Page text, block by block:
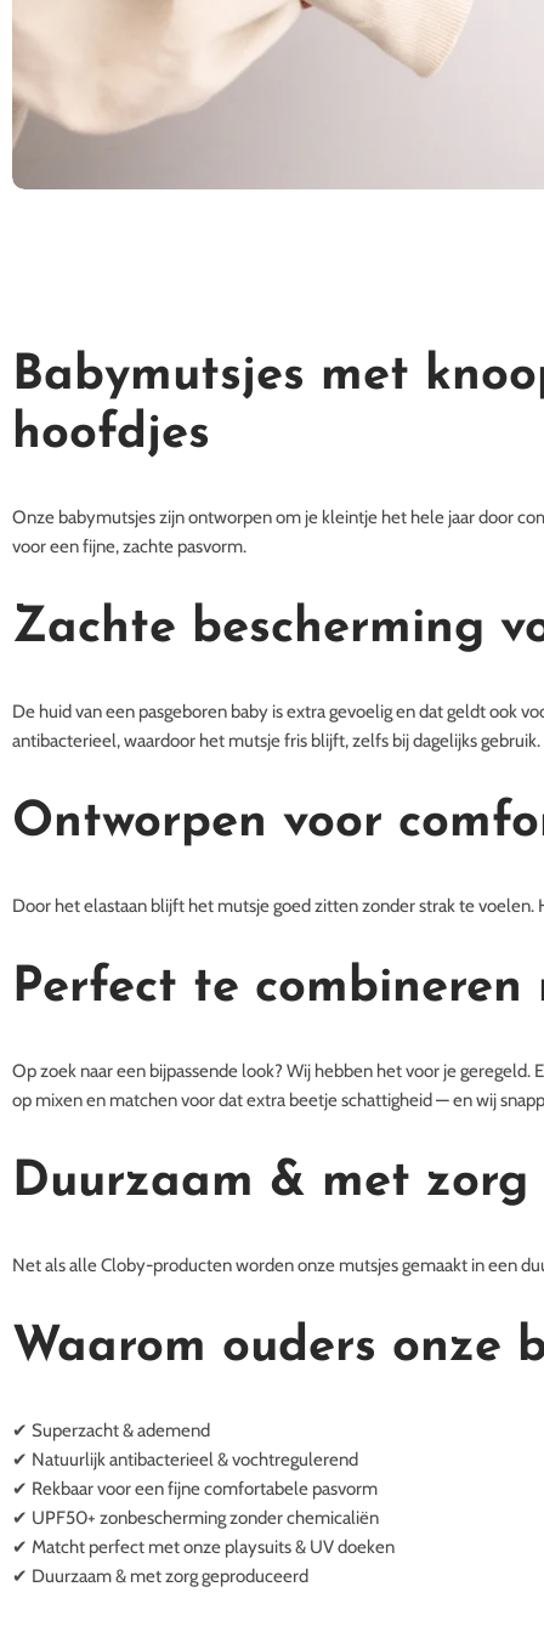
Babymutsjes met
hoofdjes
Onze babymutsjes zijn ontworpen om je kleintje het hele jaar door
voor een fijne, zachte pasvorm.
Zachte bescherming
De huid van een pasgeboren baby is extra gevoelig en dat geldt ook
antibacterieel, waardoor het mutsje fris blijft, zelfs bij dagelijks
Ontworpen voor
Door het elastaan blijft het mutsje goed zitten zonder strak te
Perfect te combineren
Op zoek naar een bijpassende look? Wij hebben het voor je
op mixen en matchen voor dat extra beetje schattigheid — en wij
Duurzaam & met
Net als alle Cloby-producten worden onze mutsjes gemaakt in een
Waarom ouders onze
✔ Superzacht & ademend
✔ Natuurlijk antibacterieel & vochtregulerend
✔ Rekbaar voor een fijne comfortabele pasvorm
✔ UPF50+ zonbescherming zonder chemicaliën
✔ Matcht perfect met onze playsuits & UV doeken
✔ Duurzaam & met zorg geproduceerd